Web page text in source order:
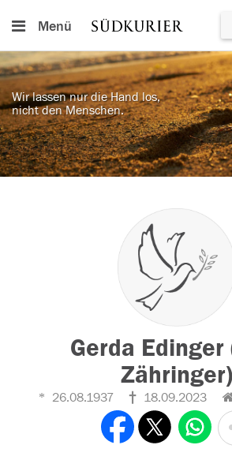
Menü
Wir lassen nur die Hand los,
nicht den Menschen.
Gerda Edinger
Zähringer)
26.08.1937 18.09.2023